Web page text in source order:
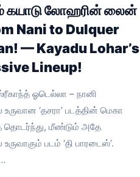
கயாடு லோஹரின் லைன்
Nani to Dulquer
— Kayadu Lohar’s
Lineup!
ஓடெல்லா – நானி
உருவான ‘தசரா’ படத்தின் மெகா
தொடர்ந்து, மீண்டும் அதே
படம் ‘தி பாரடைஸ்’.